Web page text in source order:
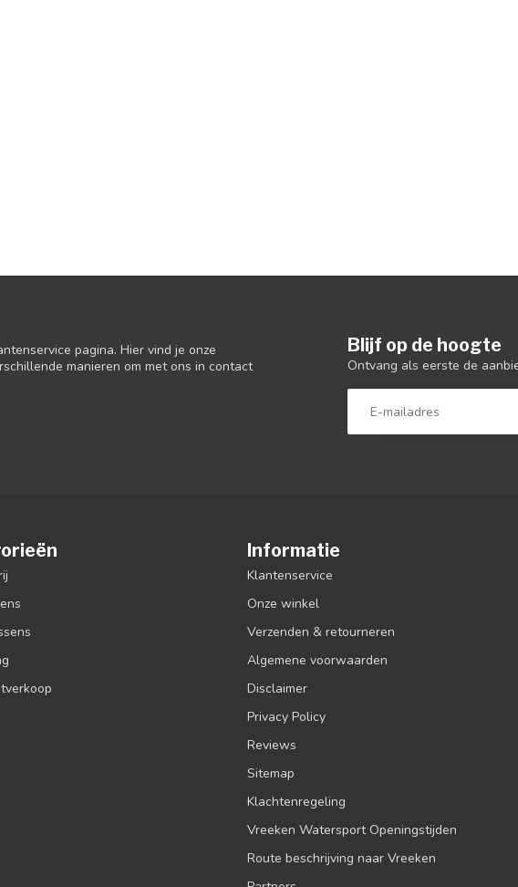
pagina. Hier vind je onze
manieren om met ons in contact
Blijf op de hoogte
Ontvang als eerste de
Informatie
Klantenservice
Onze winkel
Verzenden & retourneren
Algemene voorwaarden
Disclaimer
Privacy Policy
Reviews
Sitemap
Klachtenregeling
Vreeken Watersport Openingstijden
Route beschrijving naar Vreeken